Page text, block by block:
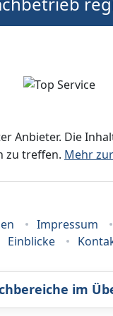
Anbieter. Die
zu treffen. Mehr
Impressum
Einblicke
im